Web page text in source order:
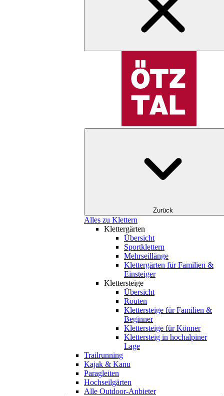
Zurück
Alles zu Klettern
Klettergärten
Übersicht
Sportklettern
Mehrseillänge
Klettergärten für Familien &
Einsteiger
Klettersteige
Übersicht
Routen
Klettersteige für Familien &
Beginner
Klettersteige für Könner
Klettersteig in hochalpiner
Lage
Trailrunning
Kajak & Kanu
Paragleiten
Hochseilgärten
Alle Outdoor-Anbieter